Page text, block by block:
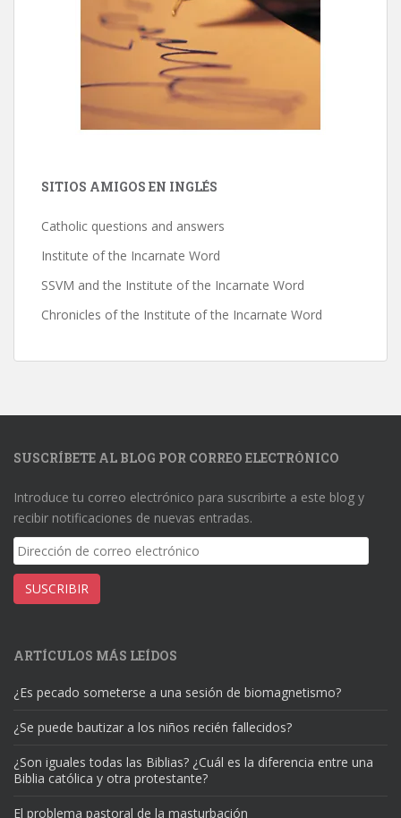
SITIOS AMIGOS EN INGLÉS
Catholic questions and answers
Institute of the Incarnate Word
SSVM and the Institute of the Incarnate Word
Chronicles of the Institute of the Incarnate Word
SUSCRÍBETE AL BLOG POR CORREO ELECTRÓNICO
Introduce tu correo electrónico para suscribirte a este blog y
recibir notificaciones de nuevas entradas.
Dirección
de
correo
electrónico
SUSCRIBIR
ARTÍCULOS MÁS LEÍDOS
¿Es pecado someterse a una sesión de biomagnetismo?
¿Se puede bautizar a los niños recién fallecidos?
¿Son iguales todas las Biblias? ¿Cuál es la diferencia entre una
Biblia católica y otra protestante?
El problema pastoral de la masturbación